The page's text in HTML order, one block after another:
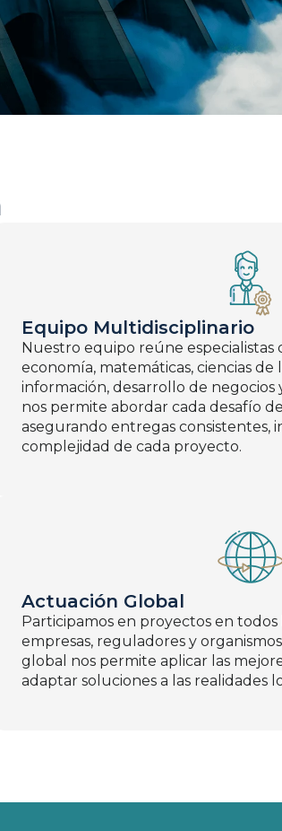
Equipo Multidisciplinario
Nuestro equipo reúne especialistas
economía, matemáticas, ciencias
información, desarrollo de negocios
nos permite abordar cada desafío
asegurando entregas consistentes,
complejidad de cada proyecto.
Actuación Global
Participamos en proyectos en
empresas, reguladores y
global nos permite aplicar las
adaptar soluciones a las realidades